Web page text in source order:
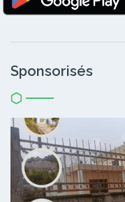
Sponsorisés